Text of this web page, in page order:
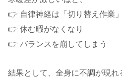
👉 自律神経は「切り替え作業
👉 休む暇がなくなり
👉 バランスを崩してしまう
結果として、全身に不調が現れ